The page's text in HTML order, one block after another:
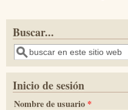
Buscar...
Buscar
Inicio de sesión
Nombre de usuario *